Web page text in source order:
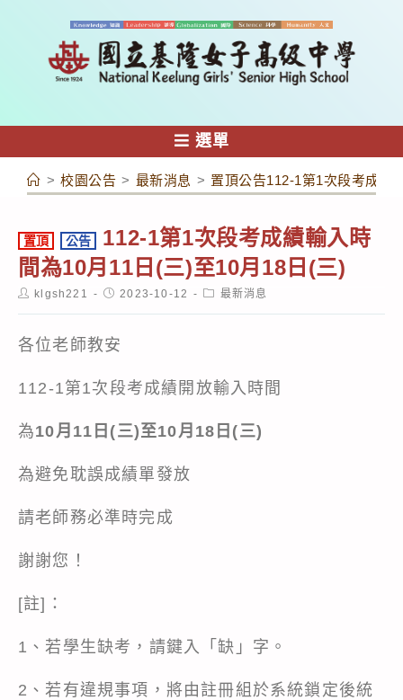
容
選單
> 校園公告 > 最新消息 > 置頂公告112-1第1次段考成績
置頂 公告
112-1第1次段考成績輸入時
間為10月11日(三)至10月18日(三)
Postklgsh221
Post2023-10-12
Post最新消息
各位老師教安
112-1第1次段考成績開放輸入時間
為10月11日(三)至10月18日(三)
為避免耽誤成績單發放
請老師務必準時完成
謝謝您！
[註]：
1、若學生缺考，請鍵入「缺」字。
2、若有違規事項，將由註冊組於系統鎖定後統